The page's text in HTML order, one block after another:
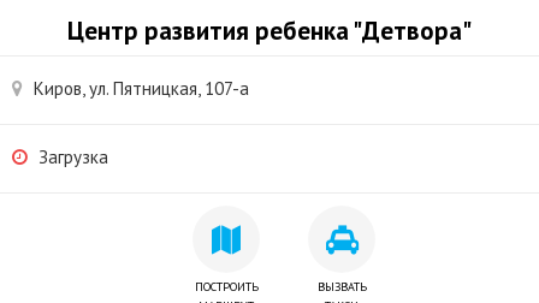
Центр развития ребенка "Детвора"
Киров, ул. Пятницкая, 107-а
Загрузка
ПОСТРОИТЬ
ВЫЗВАТЬ